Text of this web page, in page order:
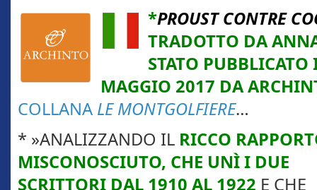
*PROUST CONTRE
TRADOTTO DA
STATO
MAGGIO 2017 DA
COLLANA LE MONTGOLFIERE…
* »ANALIZZANDO IL RICCO
MISCONOSCIUTO, CHE UNÌ I DUE
SCRITTORI DAL 1910 AL 1922 E CHE